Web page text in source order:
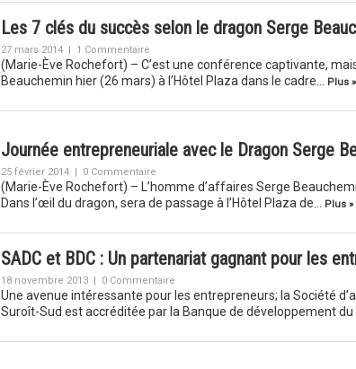
Les 7 clés du succès selon le dragon Serge
27 mars 2014 | 1 Commentaire
(Marie-Ève Rochefort) – C’est une conférence captivante,
Beauchemin hier (26 mars) à l’Hôtel Plaza dans le cadre…
Plus »
Journée entrepreneuriale avec le Dragon Serge
25 février 2014 | 0 Commentaire
(Marie-Ève Rochefort) – L’homme d’affaires Serge
Dans l’œil du dragon, sera de passage à l’Hôtel Plaza de…
Plus »
SADC et BDC : Un partenariat gagnant pour les
18 novembre 2013 | 0 Commentaire
Une avenue intéressante pour les entrepreneurs; la Société
Suroît-Sud est accréditée par la Banque de développement du